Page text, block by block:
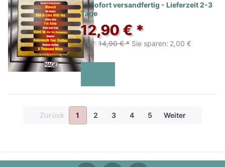
Sofort versandfertig - Lieferzeit 2-3
Tage
12,90 € *
UVP: 14,90 € * Sie sparen: 2,00 €
Zurück 1 2 3 4 5 Weiter